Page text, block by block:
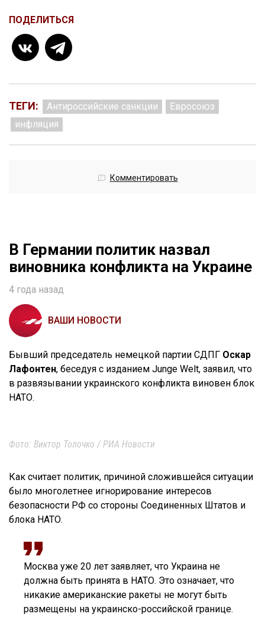
ПОДЕЛИТЬСЯ
ТЕГИ: Антироссийские санкции
Евросоюз
инфляция
Комментировать
В Германии политик назвал
виновника конфликта на Украине
4 года назад
ВАШИ НОВОСТИ
Бывший председатель немецкой партии СДПГ Оскар
Лафонтен, беседуя с изданием Junge Welt, заявил, что
в развязывании украинского конфликта виновен блок
НАТО.
Фото: Виктор Толочко / РИА Новости
Как считает политик, причиной сложившейся ситуации
было многолетнее игнорирование интересов
безопасности РФ со стороны Соединенных Штатов и
блока НАТО.
Москва уже 20 лет заявляет, что Украина не
должна быть принята в НАТО. Это означает, что
никакие американские ракеты не могут быть
размещены на украинско-российской границе.